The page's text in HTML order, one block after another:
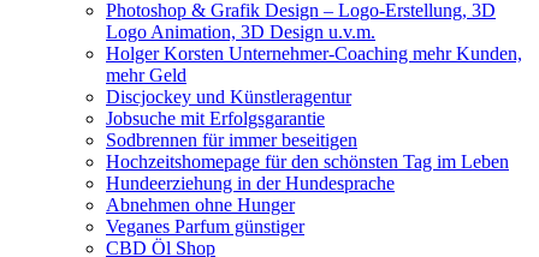
Photoshop & Grafik Design – Logo-Erstellung, 3D
Logo Animation, 3D Design u.v.m.
Holger Korsten Unternehmer-Coaching mehr Kunden,
mehr Geld
Discjockey und Künstleragentur
Jobsuche mit Erfolgsgarantie
Sodbrennen für immer beseitigen
Hochzeitshomepage für den schönsten Tag im Leben
Hundeerziehung in der Hundesprache
Abnehmen ohne Hunger
Veganes Parfum günstiger
CBD Öl Shop